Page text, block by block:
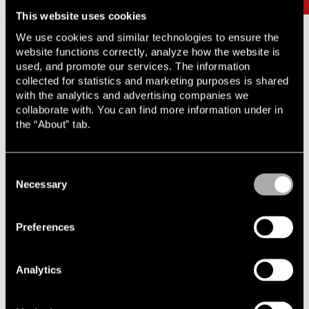
This website uses cookies
We use cookies and similar technologies to ensure the
website functions correctly, analyze how the website is
used, and promote our services. The information
collected for statistics and marketing purposes is shared
with the analytics and advertising companies we
collaborate with. You can find more information under in
the “About” tab.
Selection
Necessary
Preferences
Analytics
Verksamhetsområden
Lindahl är en fullservicebyrå med ett heltäckande
erbjudande inom affärsjuridikens alla områden.
skillnad för våra klienter, oavsett vilken bransch eller
rättsområde det handlar om. Utforska Lindahls samtliga